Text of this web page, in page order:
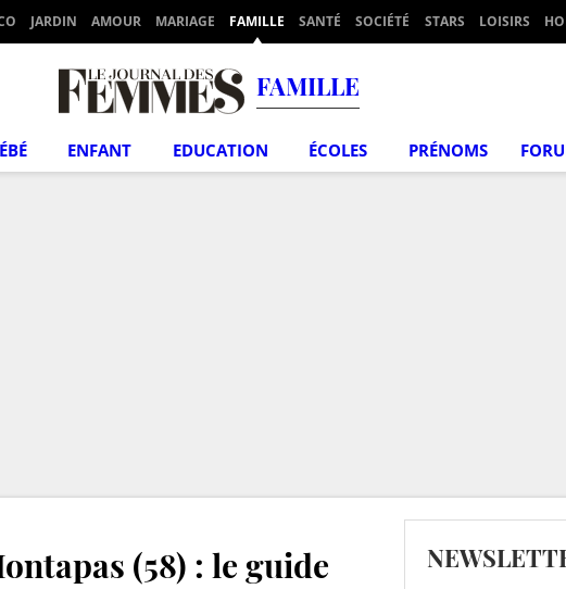
JARDIN AMOUR MARIAGE FAMILLE SANTÉ SOCIÉTÉ STARS LOISIRS
FAMILLE
ENFANT EDUCATION ÉCOLES PRÉNOMS
(58) : le guide